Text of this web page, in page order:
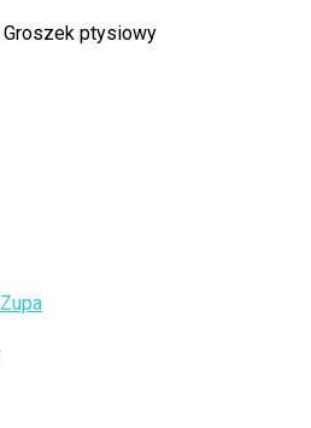
Groszek ptysiowy
Zupa